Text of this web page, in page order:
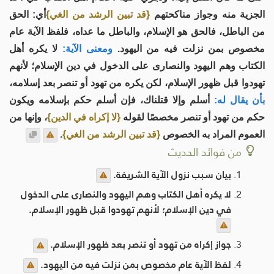
الجزية منه وجواز مناكحتهم {قد تبين الرشد من الغي}أي: الحق
من الباطل، فالحق هو الإسلام، والباطل ما عداه، فلفظ الآية عام
مخصوص بمن نزلت فيه من اليهود. ومعنى الآية: لا يكره أهل
الكتاب وهم اليهود والنصارى على الدخول في دين الإسلام؛ لأنهم
تهودوا قبل ظهور الإسلام، لكن يكره من تهود أو تنصر بعد إسلامه،
بأن يقال له: أسلم وإلا قتلناك، فإن أسلم حكم بإسلامه ويكون
حكم من تهود أو تنصر مخصصًا لقوله {لا إكراه في الدين}، وإنها من
العموم المراد به الخصوص {قد تبين الرشد من الغي}.
من فوائد الحديث
بيان سبب نزول الآية الشريفة.
لا يكره أهل الكتاب وهم اليهود والنصارى على الدخول
في دين الإسلام؛ لأنهم تهودوا قبل ظهور الإسلام.
جواز إكراه من تهود أو تنصر بعد ظهور الإسلام.
لفظ الآية عام مخصوص بمن نزلت فيه من اليهود.